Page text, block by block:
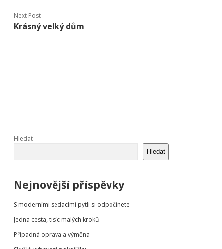
Next Post
Krásný velký dům
Sidebar
Hledat
Hledat
Nejnovější příspěvky
S moderními sedacími pytli si odpočinete
Jedna cesta, tisíc malých kroků
Případná oprava a výměna